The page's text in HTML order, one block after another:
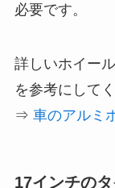
必要です。
詳しいホイー
を参考にしてく
⇒ 車のアルミ
17インチの